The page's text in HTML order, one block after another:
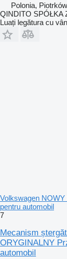
Polonia,
QINDITO SPÓŁKA
Luați legătura cu
Volkswagen
pentru automobil
7
Mecanism
ORYGINALNY
automobil